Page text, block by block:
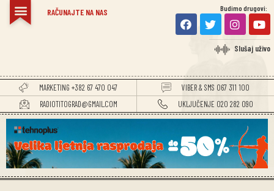
RAČUNAJTE NA NAS Budimo drugovi:
Slušaj uživo
MARKETING +382 67 470 047
VIBER & SMS 067 311 100
RADIOTITOGRAD@GMAIL.COM
UKLJUČENJE 020 282 090